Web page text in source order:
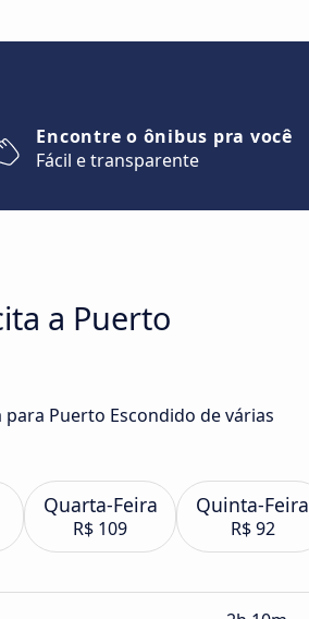
Encontre o ônibus pra você
Fácil e transparente
a Puerto
Puerto Escondido de várias
Quarta-Feira
R$ 109
Quinta-Feira
R$ 92